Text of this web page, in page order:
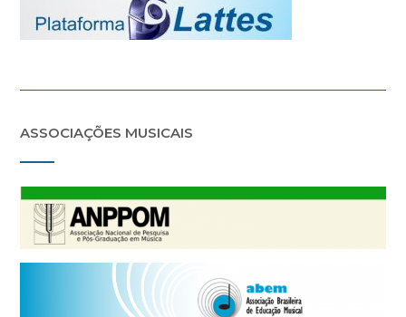
ASSOCIAÇÕES MUSICAIS